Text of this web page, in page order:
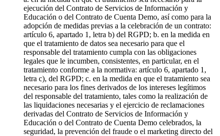
ejecución del Contrato de Servicios de Información y
Educación o del Contrato de Cuenta Demo, así como para la
adopción de medidas previas a la celebración de un contrato:
artículo 6, apartado 1, letra b) del RGPD; b. en la medida en
que el tratamiento de datos sea necesario para que el
responsable del tratamiento cumpla con las obligaciones
legales que le incumben, consistentes, en particular, en el
tratamiento conforme a la normativa: artículo 6, apartado 1,
letra c), del RGPD; c. en la medida en que el tratamiento sea
necesario para los fines derivados de los intereses legítimos
del responsable del tratamiento, tales como la realización de
las liquidaciones necesarias y el ejercicio de reclamaciones
derivadas del Contrato de Servicios de Información y
Educación o del Contrato de Cuenta Demo celebrados, la
seguridad, la prevención del fraude o el marketing directo del